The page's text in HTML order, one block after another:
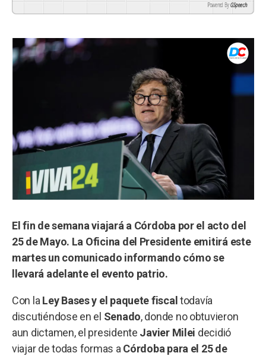
Powered By GSpeech
El fin de semana viajará a Córdoba por el acto del
25 de Mayo. La Oficina del Presidente emitirá este
martes un comunicado informando cómo se
llevará adelante el evento patrio.
Con la Ley Bases y el paquete fiscaltodavía
discutiéndose en el Senado, donde no obtuvieron
aun dictamen, el presidente Javier Milei decidió
viajar de todas formas a Córdoba para el 25 de